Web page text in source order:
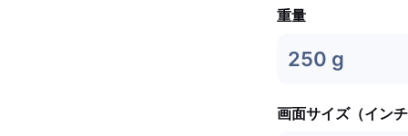
重量
250 g
画面サイズ（イン